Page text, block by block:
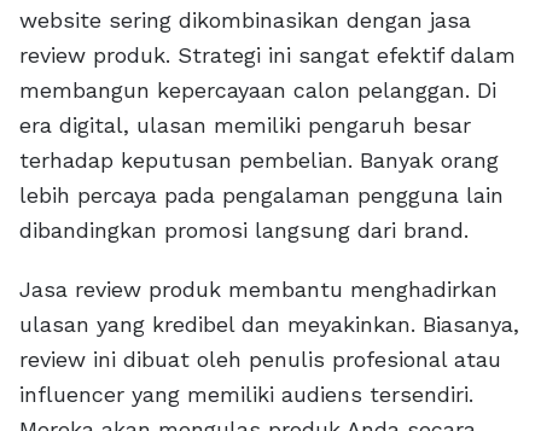
website sering dikombinasikan dengan jasa
review produk. Strategi ini sangat efektif dalam
membangun kepercayaan calon pelanggan. Di
era digital, ulasan memiliki pengaruh besar
terhadap keputusan pembelian. Banyak orang
lebih percaya pada pengalaman pengguna lain
dibandingkan promosi langsung dari brand.
Jasa review produk membantu menghadirkan
ulasan yang kredibel dan meyakinkan. Biasanya,
review ini dibuat oleh penulis profesional atau
influencer yang memiliki audiens tersendiri.